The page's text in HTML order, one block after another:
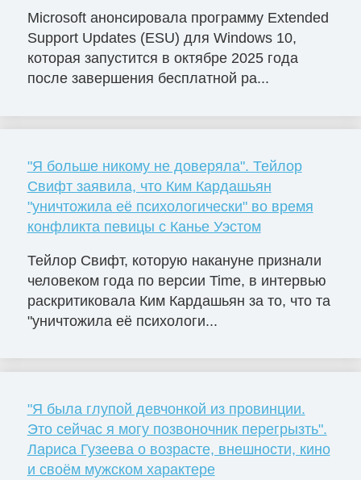
Microsoft анонсировала программу Extended
Support Updates (ESU) для Windows 10,
которая запустится в октябре 2025 года
после завершения бесплатной ра...
"Я больше никому не доверяла". Тейлор
Свифт заявила, что Ким Кардашьян
"уничтожила её психологически" во время
конфликта певицы с Канье Уэстом
Тейлор Свифт, которую накануне признали
человеком года по версии Time, в интервью
раскритиковала Ким Кардашьян за то, что та
"уничтожила её психологи...
"Я была глупой девчонкой из провинции.
Это сейчас я могу позвоночник перегрызть".
Лариса Гузеева о возрасте, внешности, кино
и своём мужском характере